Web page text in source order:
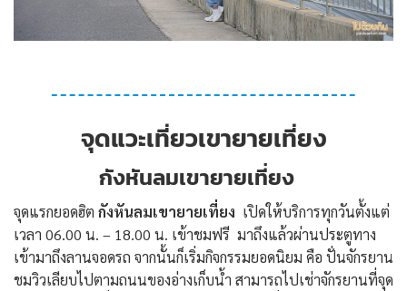
จุดแวะเที่ยวเขายายเที่ยง
กังหันลมเขายายเที่ยง
จุดแรกยอดฮิต กังหันลมเขายายเที่ยง เปิดให้บริการทุกวันตั้งแต่
เวลา 06.00 น. – 18.00 น. เข้าชมฟรี มาถึงแล้วผ่านประตูทาง
เข้ามาถึงลานจอดรถ จากนั้นก็เริ่มกิจกรรมยอดนิยม คือ ปั่นจักรยาน
ชมวิวเลียบไปตามถนนของอ่างเก็บน้ำ สามารถไปเช่าจักรยานที่จุด